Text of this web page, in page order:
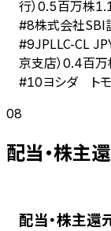
行） 0.5百万株
#8株式会社SBI
#9JPLLC-CL
京支店） 0.4百万
#10ヨシダ ト
08
配当・株主
配当・株主還